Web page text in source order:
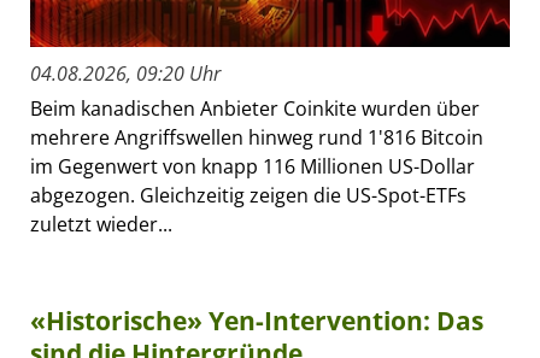
04.08.2026, 09:20 Uhr
Beim kanadischen Anbieter Coinkite wurden über
mehrere Angriffswellen hinweg rund 1'816 Bitcoin
im Gegenwert von knapp 116 Millionen US-Dollar
abgezogen. Gleichzeitig zeigen die US-Spot-ETFs
zuletzt wieder...
«Historische» Yen-Intervention: Das